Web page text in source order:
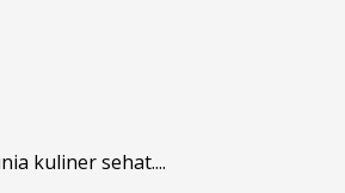
kuliner sehat....